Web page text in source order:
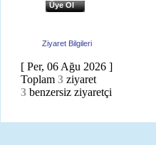
Üye Ol
Ziyaret Bilgileri
[ Per, 06 Ağu 2026 ]
Toplam 3 ziyaret
3 benzersiz ziyaretçi